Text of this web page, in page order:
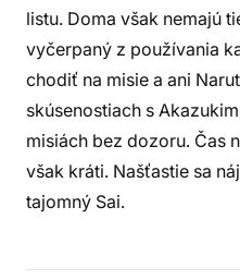
listu. Doma však nemajú
vyčerpaný z používania
chodiť na misie a ani
skúsenostiach s
misiách bez dozoru. Čas
však kráti. Našťastie sa
tajomný Sai.